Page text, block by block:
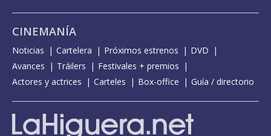
CINEMANÍA
Noticias Cartelera Próximos estrenos
DVD
Avances
Tráilers
Festivales + premios
Actores y actrices
Carteles Box-office Guía / directorio